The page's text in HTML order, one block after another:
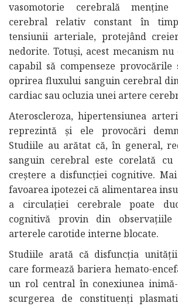
vasomotorie cerebrală
cerebral relativ constant în
tensiunii arteriale, protejând
nedorite. Totuși, acest mecanism
capabil să compenseze provocările
oprirea fluxului sanguin cerebral
cardiac sau ocluzia unei artere
Ateroscleroza, hipertensiunea
reprezintă și ele provocări
Studiile au arătat că, în general,
sanguin cerebral este corelată
creștere a disfuncției cognitive.
favoarea ipotezei că alimentarea
a circulației cerebrale poate
cognitivă provin din
arterele carotide interne blocate.
Studiile arată că disfuncția unității
care formează bariera hemato-
un rol central în conexiunea
scurgerea de constituenți